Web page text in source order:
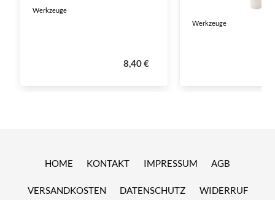
Werkzeuge
8,40 €
Werkzeuge
HOME KONTAKT IMPRESSUM AGB
VERSANDKOSTEN DATENSCHUTZ WIDERRUF